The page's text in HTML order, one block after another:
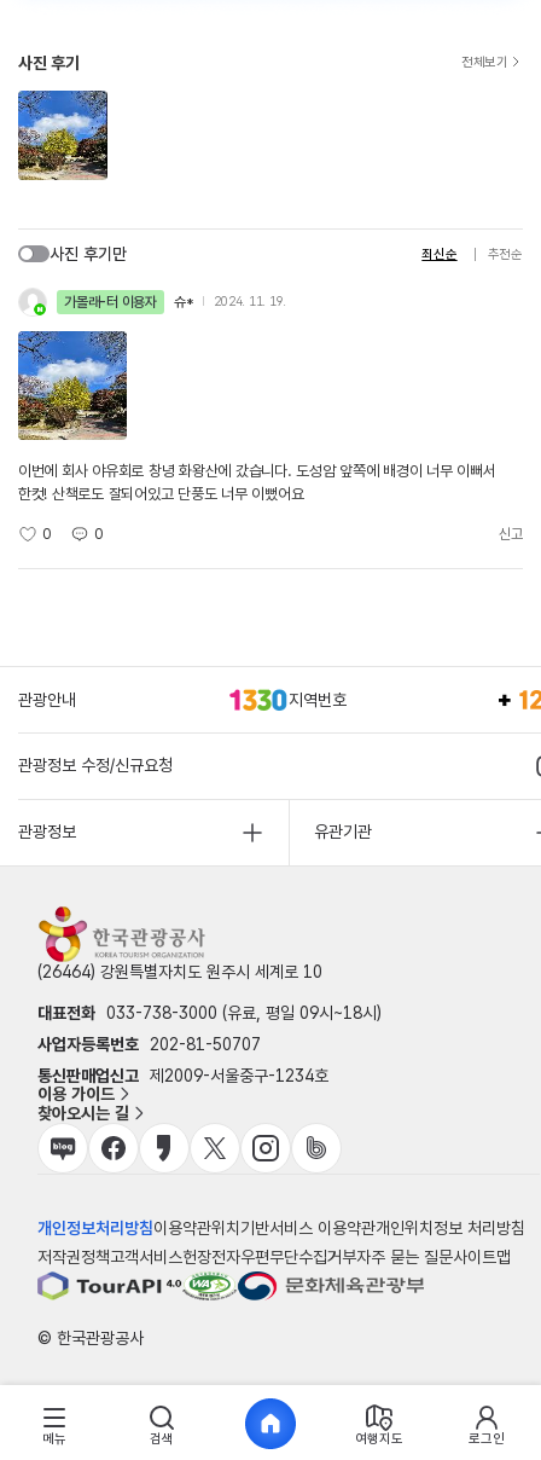
사진 후기 전체보기
사진 후기만 최신순 추천순
가볼래-터 이용자 슈* 2024. 11. 19.
이번에 회사 야유회로 창녕 화왕산에 갔습니다. 도성암 앞쪽에 배경이 너무 이뻐서
한컷! 산책로도 잘되어있고 단풍도 너무 이뻤어요
0 0 신고
관광안내 지역번호
관광정보 수정/신규요청
관광정보 유관기관
(26464) 강원특별자치도 원주시 세계로 10
대표전화 033-738-3000 (유료, 평일 09시~18시)
사업자등록번호
202-81-50707
통신판매업신고 제2009-서울중구-1234호
이용 가이드
찾아오시는 길
개인정보처리방침이용약관위치기반서비스 이용약관개인위치정보 처리방침
저작권정책고객서비스헌장전자우편무단수집거부자주 묻는 질문사이트맵
© 한국관광공사
메뉴 검색 여행지도 로그인